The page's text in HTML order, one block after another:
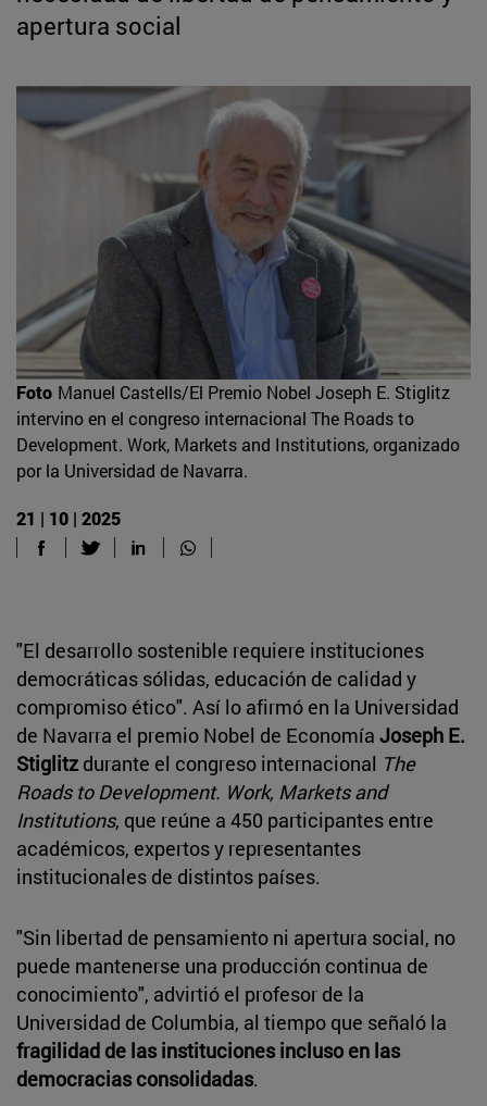
apertura social
Foto Manuel Castells/El Premio Nobel Joseph E. Stiglitz
intervino en el congreso internacional The Roads to
Development. Work, Markets and Institutions, organizado
por la Universidad de Navarra.
21 | 10 | 2025
"El desarrollo sostenible requiere instituciones
democráticas sólidas, educación de calidad y
compromiso ético". Así lo afirmó en la Universidad
de Navarra el premio Nobel de Economía Joseph E.
Stiglitz durante el congreso internacional The
Roads to Development. Work, Markets and
Institutions, que reúne a 450 participantes entre
académicos, expertos y representantes
institucionales de distintos países.
"Sin libertad de pensamiento ni apertura social, no
puede mantenerse una producción continua de
conocimiento", advirtió el profesor de la
Universidad de Columbia, al tiempo que señaló la
fragilidad de las instituciones incluso en las
democracias consolidadas.